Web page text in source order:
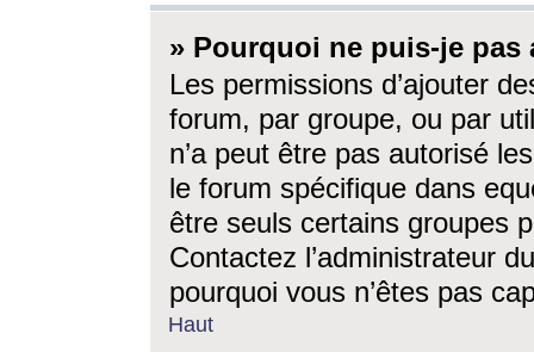
» Pourquoi ne puis-je
Les permissions d’ajouter
forum, par groupe, ou par
n’a peut être pas autorisé
le forum spécifique dans
être seuls certains groupes
Contactez l’administrateur
pourquoi vous n’êtes pas
Haut